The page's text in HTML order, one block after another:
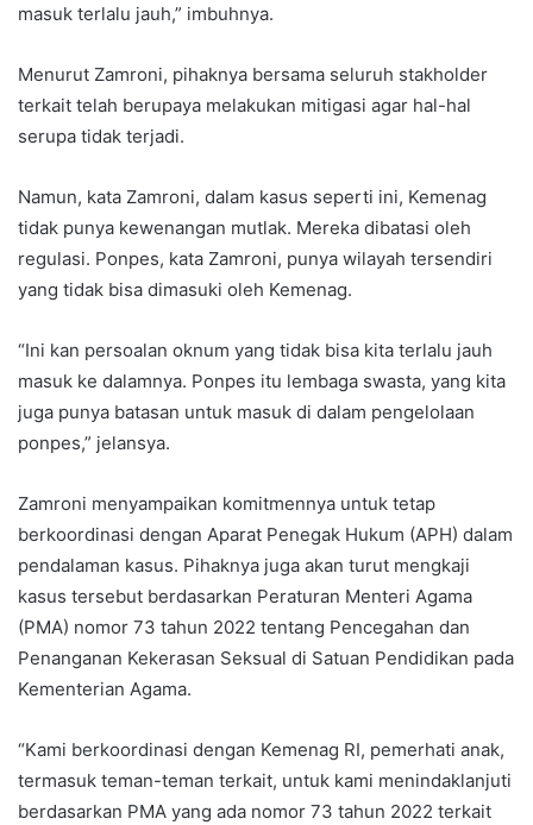
masuk terlalu jauh,” imbuhnya.
Menurut Zamroni, pihaknya bersama seluruh stakholder
terkait telah berupaya melakukan mitigasi agar hal-hal
serupa tidak terjadi.
Namun, kata Zamroni, dalam kasus seperti ini, Kemenag
tidak punya kewenangan mutlak. Mereka dibatasi oleh
regulasi. Ponpes, kata Zamroni, punya wilayah tersendiri
yang tidak bisa dimasuki oleh Kemenag.
“Ini kan persoalan oknum yang tidak bisa kita terlalu jauh
masuk ke dalamnya. Ponpes itu lembaga swasta, yang kita
juga punya batasan untuk masuk di dalam pengelolaan
ponpes,” jelansya.
Zamroni menyampaikan komitmennya untuk tetap
berkoordinasi dengan Aparat Penegak Hukum (APH) dalam
pendalaman kasus. Pihaknya juga akan turut mengkaji
kasus tersebut berdasarkan Peraturan Menteri Agama
(PMA) nomor 73 tahun 2022 tentang Pencegahan dan
Penanganan Kekerasan Seksual di Satuan Pendidikan pada
Kementerian Agama.
“Kami berkoordinasi dengan Kemenag RI, pemerhati anak,
termasuk teman-teman terkait, untuk kami menindaklanjuti
berdasarkan PMA yang ada nomor 73 tahun 2022 terkait